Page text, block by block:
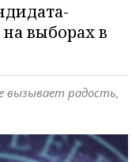
выборах в
вызывает радость,